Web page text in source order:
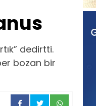
dedirtti.
bozan bir